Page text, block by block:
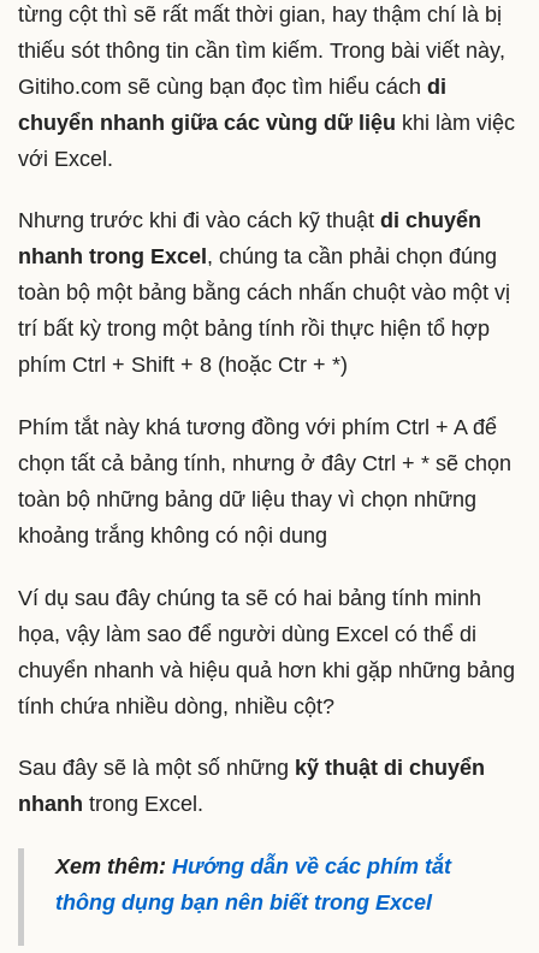
từng cột thì sẽ rất mất thời gian, hay thậm chí là bị
thiếu sót thông tin cần tìm kiếm. Trong bài viết này,
Gitiho.com sẽ cùng bạn đọc tìm hiểu cách di
chuyển nhanh giữa các vùng dữ liệu khi làm việc
với Excel.
Nhưng trước khi đi vào cách kỹ thuật di chuyển
nhanh trong Excel , chúng ta cần phải chọn đúng
toàn bộ một bảng bằng cách nhấn chuột vào một vị
trí bất kỳ trong một bảng tính rồi thực hiện tổ hợp
phím Ctrl + Shift + 8 (hoặc Ctr + *)
Phím tắt này khá tương đồng với phím Ctrl + A để
chọn tất cả bảng tính, nhưng ở đây Ctrl + * sẽ chọn
toàn bộ những bảng dữ liệu thay vì chọn những
khoảng trắng không có nội dung
Ví dụ sau đây chúng ta sẽ có hai bảng tính minh
họa, vậy làm sao để người dùng Excel có thể di
chuyển nhanh và hiệu quả hơn khi gặp những bảng
tính chứa nhiều dòng, nhiều cột?
Sau đây sẽ là một số những kỹ thuật di chuyển
nhanh trong Excel.
Xem thêm: Hướng dẫn về các phím tắt
thông dụng bạn nên biết trong Excel